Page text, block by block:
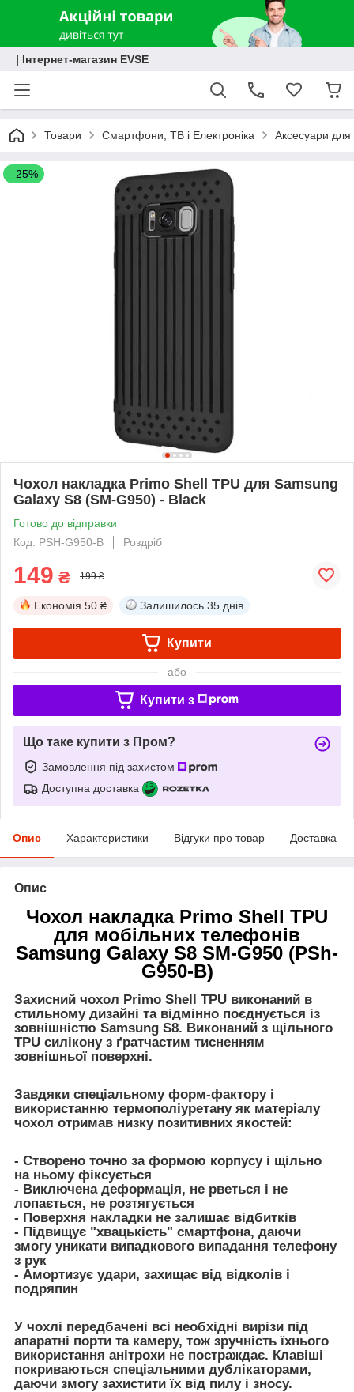
| Інтернет-магазин EVSE
Товари Смартфони, ТВ і Електроніка Аксесуари для
–25%
Чохол накладка Primo Shell TPU для Samsung
Galaxy S8 (SM-G950) - Black
Готово до відправки
Код: PSH-G950-B
Роздріб
149 ₴ 199 ₴
Економія 50 ₴ Залишилось 35 днів
Купити
або
Купити з
Що таке купити з Пром?
Замовлення під захистом
Доступна доставка
Опис Характеристики Відгуки про товар Доставка
Опис
Чохол накладка Primo Shell TPU
для мобільних телефонів
Samsung Galaxy S8 SM-G950 (PSh-
G950-B)
Захисний чохол Primo Shell TPU виконаний в
стильному дизайні та відмінно поєднується із
зовнішністю Samsung S8. Виконаний з щільного
TPU силікону з ґратчастим тисненням
зовнішньої поверхні.
Завдяки спеціальному форм-фактору і
використанню термополіуретану як матеріалу
чохол отримав низку позитивних якостей:
- Створено точно за формою корпусу і щільно
на ньому фіксується
- Виключена деформація, не рветься і не
лопається, не розтягується
- Поверхня накладки не залишає відбитків
- Підвищує "хвацькість" смартфона, даючи
змогу уникати випадкового випадання телефону
з рук
- Амортизує удари, захищає від відколів і
подряпин
У чохлі передбачені всі необхідні вирізи під
апаратні порти та камеру, тож зручність їхнього
використання анітрохи не постраждає. Клавіші
покриваються спеціальними дублікаторами,
даючи змогу захистити їх від пилу і зносу.